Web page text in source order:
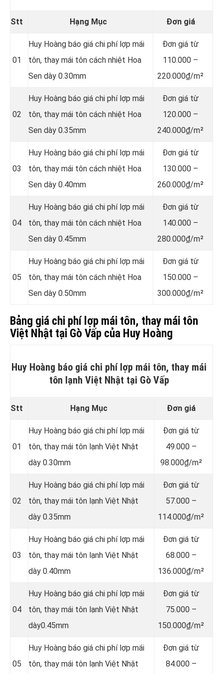
Stt Hạng Mục Đơn giá
01
Huy Hoàng báo giá chi phí lợp mái
tôn, thay mái tôn cách nhiệt Hoa
Sen dày 0.30mm
Đơn giá từ
110.000 –
220.000₫/m²
02
Huy Hoàng báo giá chi phí lợp mái
tôn, thay mái tôn cách nhiệt Hoa
Sen dày 0.35mm
Đơn giá từ
120.000 –
240.000₫/m²
03
Huy Hoàng báo giá chi phí lợp mái
tôn, thay mái tôn cách nhiệt Hoa
Sen dày 0.40mm
Đơn giá từ
130.000 –
260.000₫/m²
04
Huy Hoàng báo giá chi phí lợp mái
tôn, thay mái tôn cách nhiệt Hoa
Sen dày 0.45mm
Đơn giá từ
140.000 –
280.000₫/m²
05
Huy Hoàng báo giá chi phí lợp mái
tôn, thay mái tôn cách nhiệt Hoa
Sen dày 0.50mm
Đơn giá từ
150.000 –
300.000₫/m²
Bảng giá chi phí lợp mái tôn, thay mái tôn
Việt Nhật tại Gò Vấp của Huy Hoàng
Huy Hoàng báo giá chi phí lợp mái tôn, thay mái
tôn lạnh Việt Nhật tại Gò Vấp
Stt Hạng Mục Đơn giá
01
Huy Hoàng báo giá chi phí lợp mái
tôn, thay mái tôn lạnh Việt Nhật
dày 0.30mm
Đơn giá từ
49.000 –
98.000₫/m²
02
Huy Hoàng báo giá chi phí lợp mái
tôn, thay mái tôn lạnh Việt Nhật
dày 0.35mm
Đơn giá từ
57.000 –
114.000₫/m²
03
Huy Hoàng báo giá chi phí lợp mái
tôn, thay mái tôn lạnh Việt Nhật
dày 0.40mm
Đơn giá từ
68.000 –
136.000₫/m²
04
Huy Hoàng báo giá chi phí lợp mái
tôn, thay mái tôn lạnh Việt Nhật
dày0.45mm
Đơn giá từ
75.000 –
150.000₫/m²
05
Huy Hoàng báo giá chi phí lợp mái
tôn, thay mái tôn lạnh Việt Nhật
Đơn giá từ
84.000 –